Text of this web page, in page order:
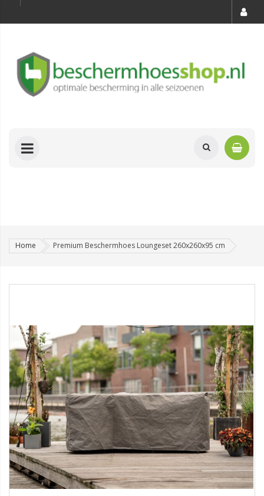
Home Premium Beschermhoes Loungeset 260x260x95 cm